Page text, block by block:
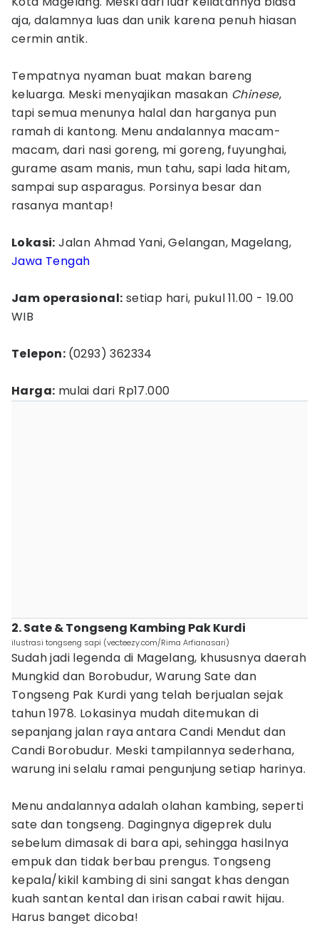
aja, dalamnya luas dan unik karena penuh hiasan
cermin antik.
Tempatnya nyaman buat makan bareng
keluarga. Meski menyajikan masakan Chinese,
tapi semua menunya halal dan harganya pun
ramah di kantong. Menu andalannya macam-
macam, dari nasi goreng, mi goreng, fuyunghai,
gurame asam manis, mun tahu, sapi lada hitam,
sampai sup asparagus. Porsinya besar dan
rasanya mantap!
Lokasi: Jalan Ahmad Yani, Gelangan, Magelang,
Jawa Tengah
Jam operasional: setiap hari, pukul 11.00 - 19.00
WIB
Telepon: (0293) 362334
Harga: mulai dari Rp17.000
2. Sate & Tongseng Kambing Pak Kurdi
ilustrasi tongseng sapi (vecteezy.com/Rima Arfianasari)
Sudah jadi legenda di Magelang, khususnya daerah
Mungkid dan Borobudur, Warung Sate dan
Tongseng Pak Kurdi yang telah berjualan sejak
tahun 1978. Lokasinya mudah ditemukan di
sepanjang jalan raya antara Candi Mendut dan
Candi Borobudur. Meski tampilannya sederhana,
warung ini selalu ramai pengunjung setiap harinya.
Menu andalannya adalah olahan kambing, seperti
sate dan tongseng. Dagingnya digeprek dulu
sebelum dimasak di bara api, sehingga hasilnya
empuk dan tidak berbau prengus. Tongseng
kepala/kikil kambing di sini sangat khas dengan
kuah santan kental dan irisan cabai rawit hijau.
Harus banget dicoba!